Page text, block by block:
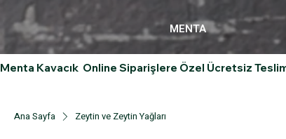
MENTA
Menta Kavacık  Online Siparişlere Özel Ücretsiz
Ana Sayfa Zeytin ve Zeytin Yağları